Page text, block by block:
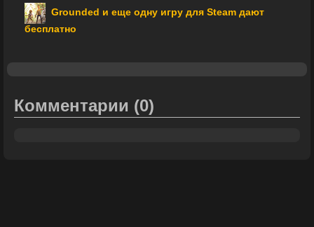
Grounded и еще одну игру для Steam дают
бесплатно
Комментарии (0)